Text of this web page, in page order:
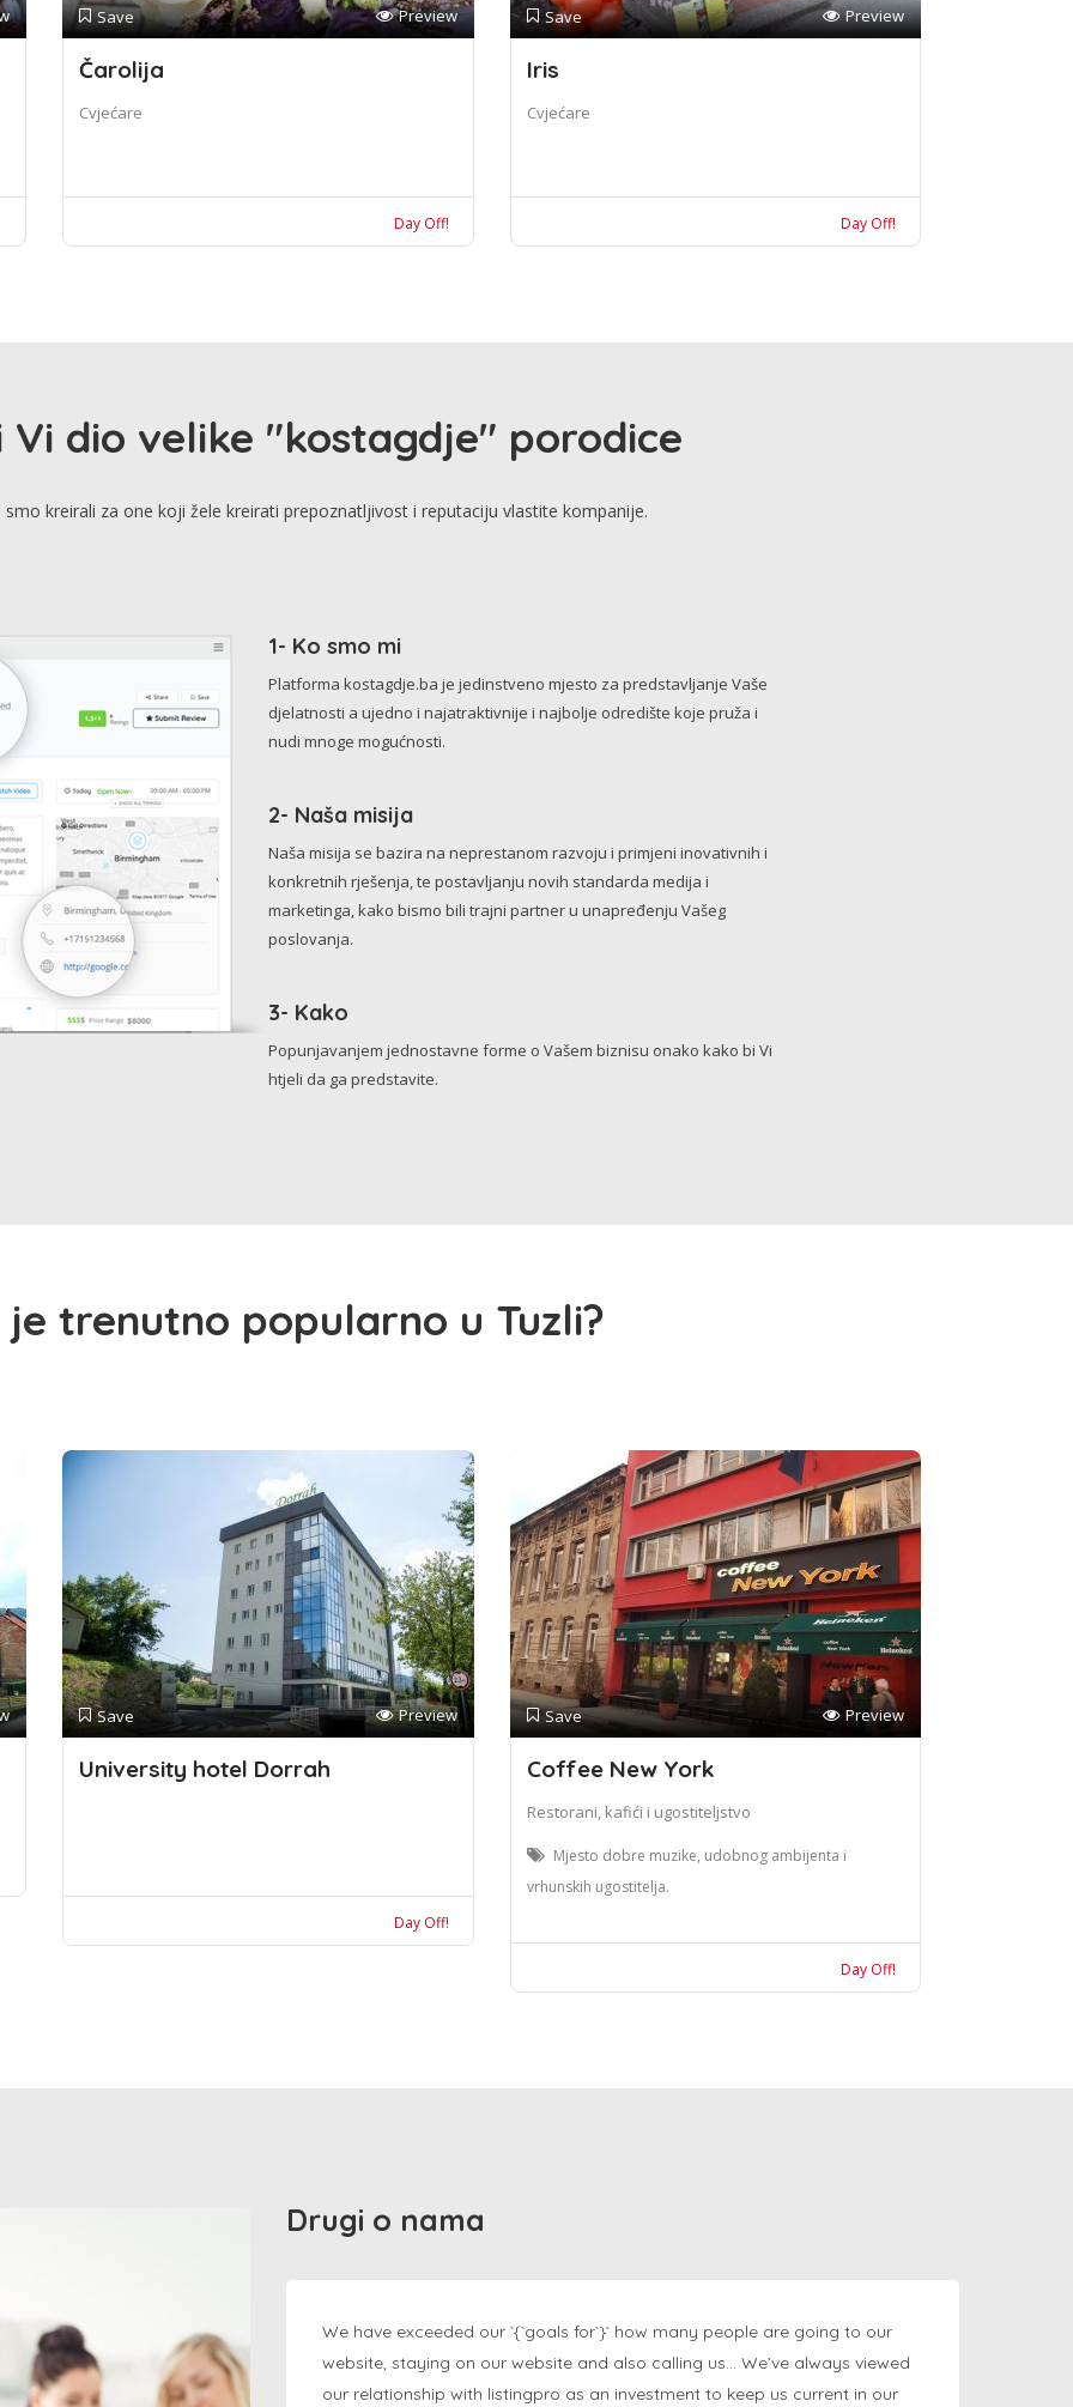
Save Preview
Čarolija
Cvjećare
Day Off!
Save Preview
Iris
Cvjećare
Day Off!
Vi dio velike "kostagdje" porodice
kreirali za one koji žele kreirati prepoznatljivost i reputaciju vlastite kompanije.
1- Ko smo mi
Platforma kostagdje.ba je jedinstveno mjesto za predstavljanje Vaše
djelatnosti a ujedno i najatraktivnije i najbolje odredište koje pruža i
nudi mnoge mogućnosti.
2- Naša misija
Naša misija se bazira na neprestanom razvoju i primjeni inovativnih i
konkretnih rješenja, te postavljanju novih standarda medija i
marketinga, kako bismo bili trajni partner u unapređenju Vašeg
poslovanja.
3- Kako
Popunjavanjem jednostavne forme o Vašem biznisu onako kako bi Vi
htjeli da ga predstavite.
je trenutno popularno u Tuzli?
Save Preview
University hotel Dorrah
Day Off!
Save Preview
Coffee New York
Restorani, kafići i ugostiteljstvo
Mjesto dobre muzike, udobnog ambijenta i
vrhunskih ugostitelja.
Day Off!
Drugi o nama
We have exceeded our `{`goals for`}` how many people are going to our
website, staying on our website and also calling us… We’ve always viewed
our relationship with listingpro as an investment to keep us current in our